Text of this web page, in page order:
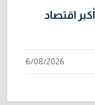
اقتصاد
6/08/2026